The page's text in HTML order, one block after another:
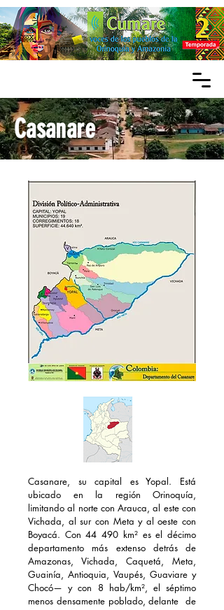
Casanare
Casanare, su capital es Yopal. Está
ubicado en la región Orinoquía,
limitando al norte con Arauca, al este con
Vichada, al sur con Meta y al oeste con
Boyacá. Con 44 490 km² es el décimo
departamento más extenso detrás de
Amazonas, Vichada, Caquetá, Meta,
Guainía, Antioquia, Vaupés, Guaviare y
Chocó— y con 8 hab/km², el séptimo
menos densamente poblado, delante de